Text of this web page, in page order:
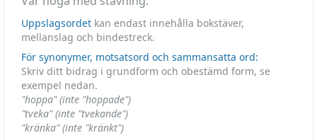
Uppslagsordet kan endast innehålla bokstäver,
mellanslag och bindestreck.
För synonymer, motsatsord och sammansatta ord:
Skriv ditt bidrag i grundform och obestämd form, se
exempel nedan.
"hoppa" (inte "hoppade")
"tveka" (inte "tvekande")
"kränka" (inte "kränkt")